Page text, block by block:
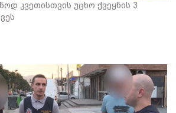
კვეთისთვის უცხო ქვეყნის 3